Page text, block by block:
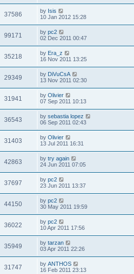
37586 by Isis
10 Jan 2012 15:28
99171 by pc2
02 Dec 2011 00:47
35218 by Era_z
16 Nov 2011 13:25
29349 by DiVuCsA
13 Nov 2011 02:30
31941 by Olivier
07 Sep 2011 10:13
36543 by sebastia lopez
06 Sep 2011 02:43
31403 by Olivier
13 Jul 2011 16:31
42863 by try again
24 Jun 2011 07:05
37697 by pc2
23 Jun 2011 13:37
44150 by pc2
30 May 2011 19:59
36022 by pc2
10 Apr 2011 17:56
35949 by tarzan
03 Apr 2011 22:26
31747 by ANTHOS
16 Feb 2011 23:13